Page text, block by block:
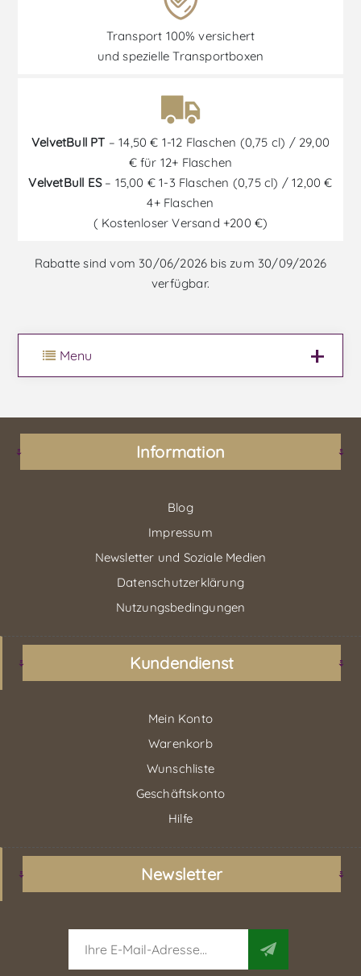
Transport 100% versichert
und spezielle Transportboxen
VelvetBull PT – 14,50 € 1-12 Flaschen (0,75 cl) / 29,00
€ für 12+ Flaschen
VelvetBull ES– 15,00 € 1-3 Flaschen (0,75 cl) / 12,00 €
4+ Flaschen
( Kostenloser Versand +200 €)
Rabatte sind vom 30/06/2026 bis zum 30/09/2026
verfügbar.
Menu
Information
Blog
Impressum
Newsletter und Soziale Medien
Datenschutzerklärung
Nutzungsbedingungen
Kundendienst
Mein Konto
Warenkorb
Wunschliste
Geschäftskonto
Hilfe
Newsletter